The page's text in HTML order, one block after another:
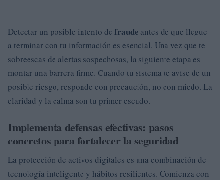
Detectar un posible intento de fraude antes de que llegue
a terminar con tu información es esencial. Una vez que te
sobreescas de alertas sospechosas, la siguiente etapa es
montar una barrera firme. Cuando tu sistema te avise de un
posible riesgo, responde con precaución, no con miedo. La
claridad y la calma son tu primer escudo.
Implementa defensas efectivas: pasos
concretos para fortalecer la seguridad
La protección de activos digitales es una combinación de
tecnología inteligente y hábitos resilientes. Comienza con